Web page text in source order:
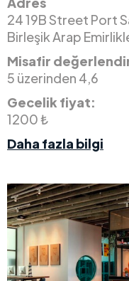
24 19B Street Port
Birleşik Arap
Misafir
5 üzerinden 4,6
Gecelik fiyat:
1200 ₺
Daha fazla bilgi